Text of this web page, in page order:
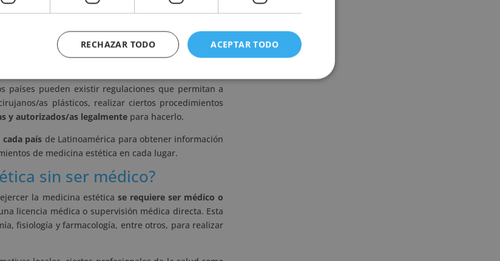
generalmente son realizados pormédicos
específica pueden variar según cada país y sus
medicina estética deben estar
debidamente
cumpliendo con los requisitos de formación
sanitarias.
países pueden existir regulaciones que permitan a
as plásticos, realizar ciertos procedimientos
y autorizados/as legalmente para hacerlo.
país de Latinoamérica para obtener información
de medicina estética en cada lugar.
sin ser médico?
la medicina estética se requiere ser médico o
licencia médica o supervisión médica directa. Esta
fisiología y farmacología, entre otros, para realizar
ACEPTAR TODO
RECHAZAR TODO